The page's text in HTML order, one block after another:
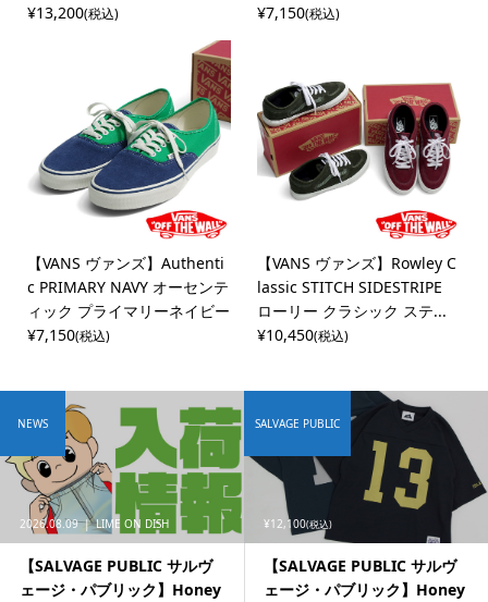
¥13,200(税込)
¥7,150(税込)
【VANS ヴァンズ】Authenti
c PRIMARY NAVY オーセンテ
ィック プライマリーネイビー
¥7,150(税込)
【VANS ヴァンズ】Rowley C
lassic STITCH SIDESTRIPE
ローリー クラシック ステ...
¥10,450(税込)
2026.08.09 LIME ON DISH
【SALVAGE PUBLIC サルヴ
ェージ・パブリック】Honey
NEWS
¥12,100(税込)
【SALVAGE PUBLIC サルヴ
ェージ・パブリック】Honey
SALVAGE PUBLIC